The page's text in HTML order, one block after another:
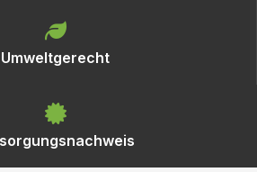
Umweltgerecht